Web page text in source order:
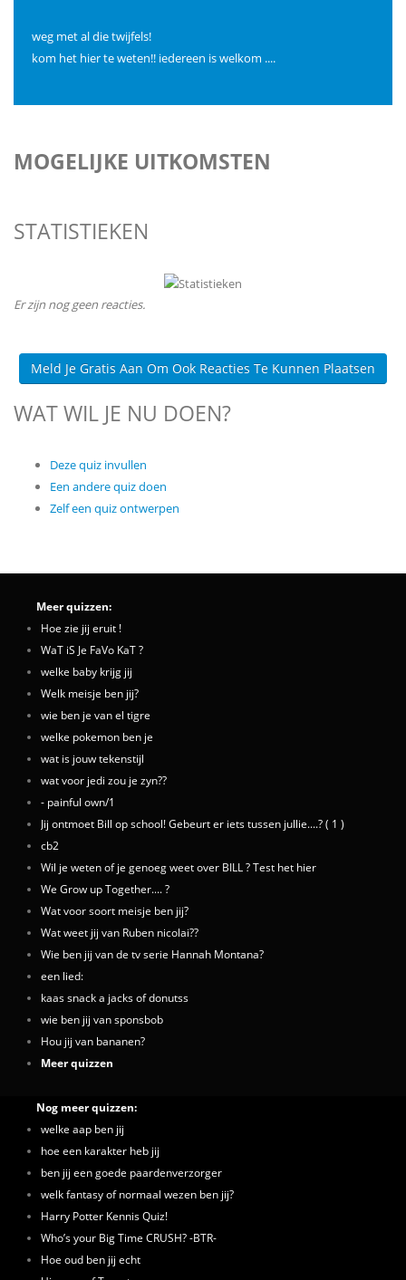
weg met al die twijfels!
kom het hier te weten!! iedereen is welkom ....
MOGELIJKE UITKOMSTEN
STATISTIEKEN
Er zijn nog geen reacties.
Meld Je Gratis Aan Om Ook Reacties Te Kunnen Plaatsen
WAT WIL JE NU DOEN?
Deze quiz invullen
Een andere quiz doen
Zelf een quiz ontwerpen
Meer quizzen:
Hoe zie jij eruit !
WaT iS Je FaVo KaT ?
welke baby krijg jij
Welk meisje ben jij?
wie ben je van el tigre
welke pokemon ben je
wat is jouw tekenstijl
wat voor jedi zou je zyn??
- painful own/1
Jij ontmoet Bill op school! Gebeurt er iets tussen jullie....? ( 1 )
cb2
Wil je weten of je genoeg weet over BILL ? Test het hier
We Grow up Together.... ?
Wat voor soort meisje ben jij?
Wat weet jij van Ruben nicolai??
Wie ben jij van de tv serie Hannah Montana?
een lied:
kaas snack a jacks of donutss
wie ben jij van sponsbob
Hou jij van bananen?
Meer quizzen
Nog meer quizzen:
welke aap ben jij
hoe een karakter heb jij
ben jij een goede paardenverzorger
welk fantasy of normaal wezen ben jij?
Harry Potter Kennis Quiz!
Who’s your Big Time CRUSH? -BTR-
Hoe oud ben jij echt